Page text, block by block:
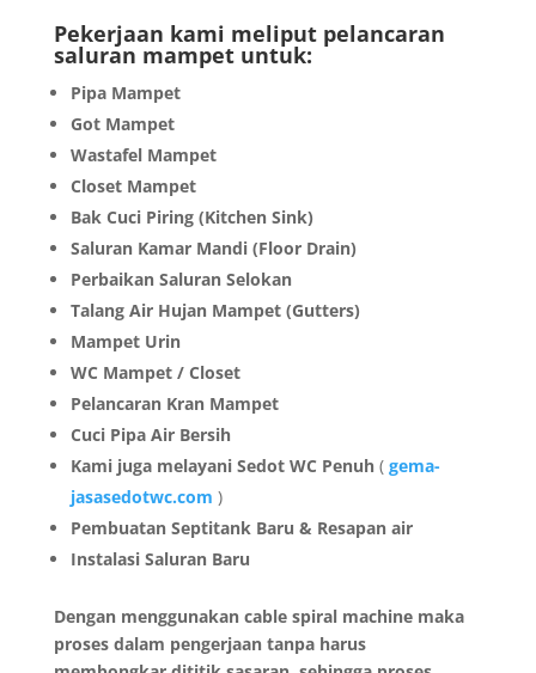
Pekerjaan kami meliput pelancaran
saluran mampet untuk:
Pipa Mampet
Got Mampet
Wastafel Mampet
Closet Mampet
Bak Cuci Piring (Kitchen Sink)
Saluran Kamar Mandi (Floor Drain)
Perbaikan Saluran Selokan
Talang Air Hujan Mampet (Gutters)
Mampet Urin
WC Mampet / Closet
Pelancaran Kran Mampet
Cuci Pipa Air Bersih
Kami juga melayani Sedot WC Penuh( gema-
jasasedotwc.com )
Pembuatan Septitank Baru & Resapan air
Instalasi Saluran Baru
Dengan menggunakan cable spiral machine maka
proses dalam pengerjaan tanpa harus